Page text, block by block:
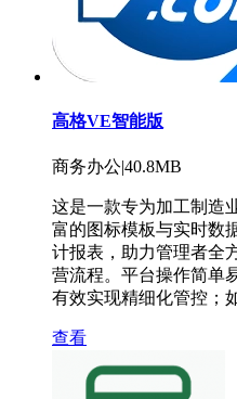
高格VE智能版
商务办公|40.8MB
这是一款专为加工制造
富的图标模板与实时数
计报表，助力管理者全
营流程。平台操作简单
有效实现精细化管控；
查看